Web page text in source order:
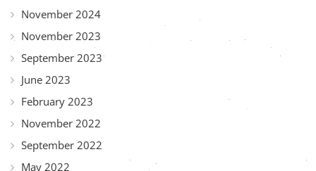
November 2024
November 2023
September 2023
June 2023
February 2023
November 2022
September 2022
May 2022